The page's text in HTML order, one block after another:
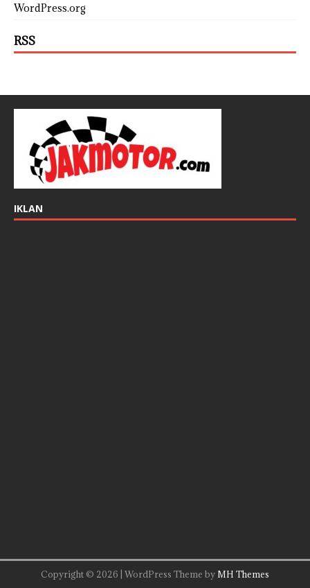
WordPress.org
RSS
IKLAN
Copyright © 2026 | WordPress Theme by MH Themes